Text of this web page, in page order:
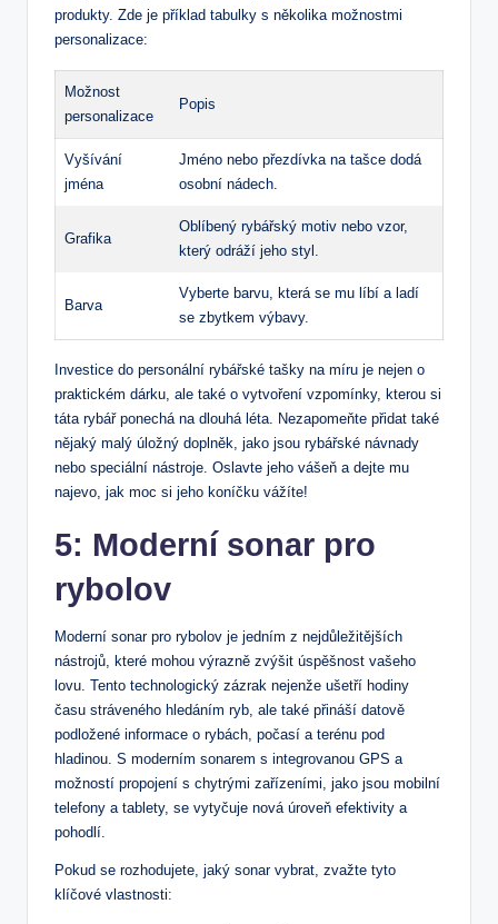
produkty. Zde je příklad tabulky s několika možnostmi
personalizace:
Možnost
personalizace
Popis
Vyšívání
jména
Jméno nebo přezdívka na tašce dodá
osobní nádech.
Grafika
Oblíbený rybářský motiv nebo vzor,
který odráží jeho styl.
Barva
Vyberte barvu, která se mu líbí a ladí
se zbytkem výbavy.
Investice do personální rybářské tašky na míru je nejen o
praktickém dárku, ale také o vytvoření vzpomínky, kterou si
táta rybář ponechá na dlouhá léta. Nezapomeňte přidat také
nějaký malý úložný doplněk, jako jsou rybářské návnady
nebo speciální nástroje. Oslavte jeho vášeň a dejte mu
najevo, jak moc si jeho koníčku vážíte!
5: Moderní sonar pro
rybolov
Moderní sonar pro rybolov je jedním z nejdůležitějších
nástrojů, které mohou výrazně zvýšit úspěšnost vašeho
lovu. Tento technologický zázrak nejenže ušetří hodiny
času stráveného hledáním ryb, ale také přináší datově
podložené informace o rybách, počasí a terénu pod
hladinou. S moderním sonarem s integrovanou GPS a
možností propojení s chytrými zařízeními, jako jsou mobilní
telefony a tablety, se vytyčuje nová úroveň efektivity a
pohodlí.
Pokud se rozhodujete, jaký sonar vybrat, zvažte tyto
klíčové vlastnosti: